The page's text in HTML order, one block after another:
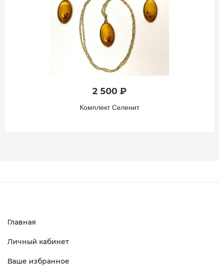
2 500 ₽
Комплект Селенит
Главная
Личный кабинет
Ваше избранное